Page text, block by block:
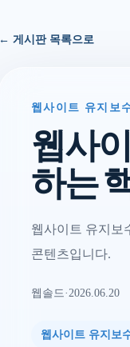
← 게시판 목록으로
웹사이트 유지보
웹사
하는
웹사이트 유지보
콘텐츠입니다.
웹솔드·2026.06.20
웹사이트 유지보